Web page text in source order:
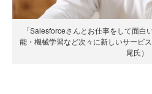
「Salesforceさんとお仕事をして面
能・機械学習など次々に新しいサービ
尾氏）